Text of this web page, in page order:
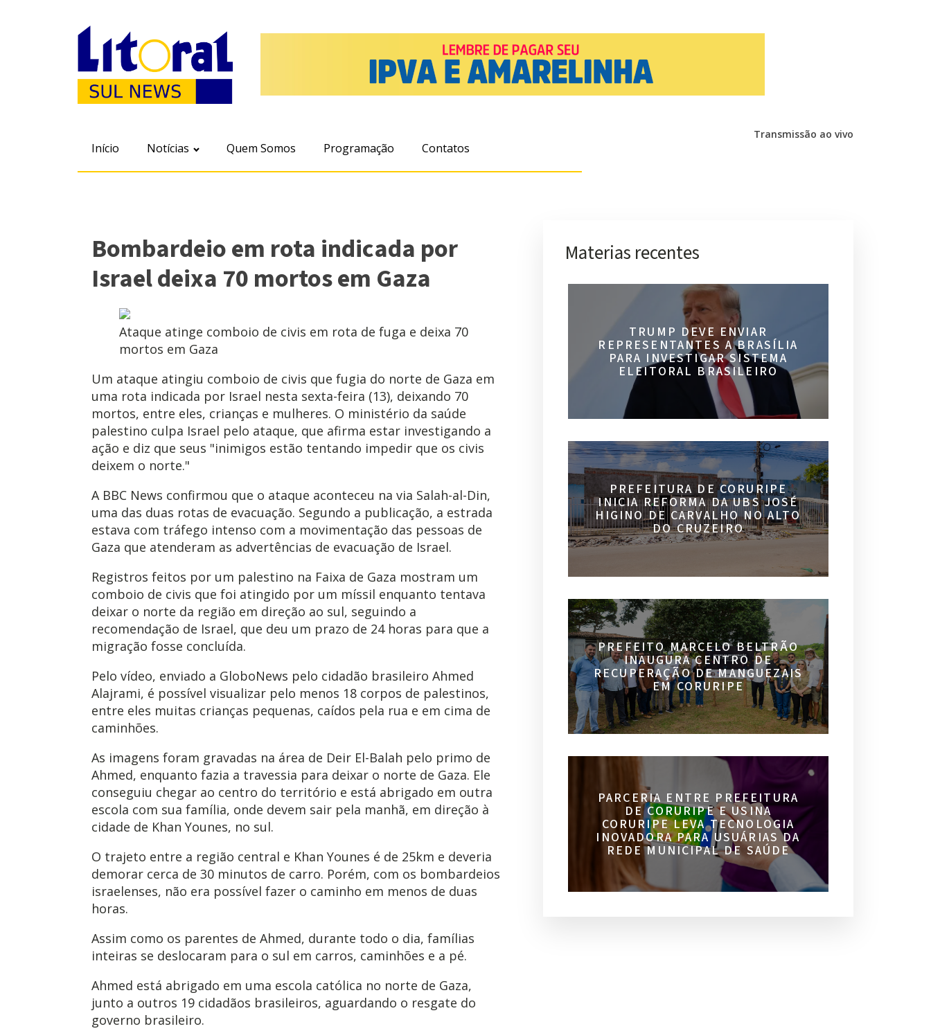
Início Notícias Quem Somos Programação Contatos
Transmissão ao vivo
Bombardeio em rota indicada por
Israel deixa 70 mortos em Gaza
Ataque atinge comboio de civis em rota de fuga e deixa 70
mortos em Gaza
Um ataque atingiu comboio de civis que fugia do norte de Gaza em
uma rota indicada por Israel nesta sexta-feira (13), deixando 70
mortos, entre eles, crianças e mulheres. O ministério da saúde
palestino culpa Israel pelo ataque, que afirma estar investigando a
ação e diz que seus "inimigos estão tentando impedir que os civis
deixem o norte."
A BBC News confirmou que o ataque aconteceu na via Salah-al-Din,
uma das duas rotas de evacuação. Segundo a publicação, a estrada
estava com tráfego intenso com a movimentação das pessoas de
Gaza que atenderam as advertências de evacuação de Israel.
Registros feitos por um palestino na Faixa de Gaza mostram um
comboio de civis que foi atingido por um míssil enquanto tentava
deixar o norte da região em direção ao sul, seguindo a
recomendação de Israel, que deu um prazo de 24 horas para que a
migração fosse concluída.
Pelo vídeo, enviado a GloboNews pelo cidadão brasileiro Ahmed
Alajrami, é possível visualizar pelo menos 18 corpos de palestinos,
entre eles muitas crianças pequenas, caídos pela rua e em cima de
caminhões.
As imagens foram gravadas na área de Deir El-Balah pelo primo de
Ahmed, enquanto fazia a travessia para deixar o norte de Gaza. Ele
conseguiu chegar ao centro do território e está abrigado em outra
escola com sua família, onde devem sair pela manhã, em direção à
cidade de Khan Younes, no sul.
O trajeto entre a região central e Khan Younes é de 25km e deveria
demorar cerca de 30 minutos de carro. Porém, com os bombardeios
israelenses, não era possível fazer o caminho em menos de duas
horas.
Assim como os parentes de Ahmed, durante todo o dia, famílias
inteiras se deslocaram para o sul em carros, caminhões e a pé.
Ahmed está abrigado em uma escola católica no norte de Gaza,
junto a outros 19 cidadãos brasileiros, aguardando o resgate do
governo brasileiro.
Materias recentes
TRUMP DEVE ENVIAR
REPRESENTANTES A BRASÍLIA
PARA INVESTIGAR SISTEMA
ELEITORAL BRASILEIRO
PREFEITURA DE CORURIPE
INICIA REFORMA DA UBS JOSÉ
HIGINO DE CARVALHO NO ALTO
DO CRUZEIRO
PREFEITO MARCELO BELTRÃO
INAUGURA CENTRO DE
RECUPERAÇÃO DE MANGUEZAIS
EM CORURIPE
PARCERIA ENTRE PREFEITURA
DE CORURIPE E USINA
CORURIPE LEVA TECNOLOGIA
INOVADORA PARA USUÁRIAS DA
REDE MUNICIPAL DE SAÚDE